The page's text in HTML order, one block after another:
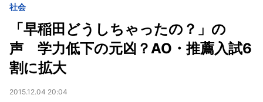
社会
「早稲田どうしちゃったの？」の
声 学力低下の元凶？AO・推薦入試6
割に拡大
2015.12.04 20:04